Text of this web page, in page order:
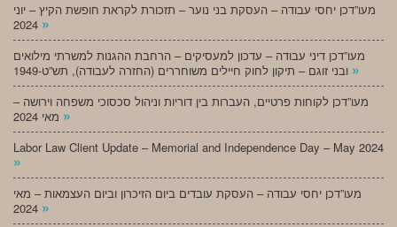
מעו”דכן יחסי עבודה – העסקת בני נוער – תזכורת לקראת חופשת הקיץ – יוני
»
מעו”דכן דיני עבודה – עדכון למעסיקים – הרחבת ההגנות למשרתי מילואים
»
מעו”דכן לקוחות פרטיים, העברות בין דוריות וניהול סכסוכי משפחה וירושה –
»
Labor Law Client Update – Memorial and Independence Day – May 2024
»
מעו”דכן יחסי עבודה – העסקת עובדים ביום הזיכרון וביום העצמאות – מאי
»